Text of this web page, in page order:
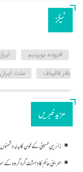
ٹیگز
افزودہ یورینیم
باقر قالیباف
ملت ایران
مزید خبریں
زائرینِ حسینی کے خون کا بدلہ
بحرینی حاکم کا دہشت گرد گروہ